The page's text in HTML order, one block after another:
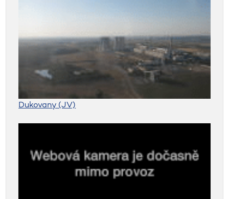
Dukovany (JV)